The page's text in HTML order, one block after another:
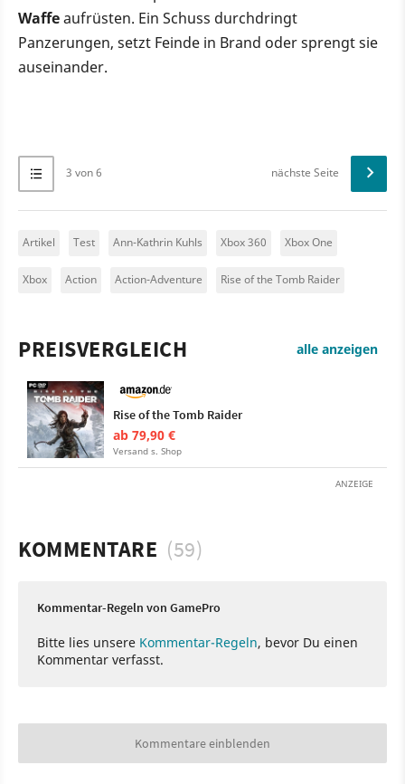
Waffeaufrüsten. Ein Schuss durchdringt
Panzerungen, setzt Feinde in Brand oder sprengt sie
auseinander.
3 von 6 nächste Seite
Artikel Test Ann-Kathrin Kuhls Xbox 360 Xbox One
Xbox Action Action-Adventure Rise of the Tomb Raider
PREISVERGLEICH alle anzeigen
Rise of the Tomb Raider
ab 79,90 €
Versand s. Shop
ANZEIGE
KOMMENTARE (59)
Kommentar-Regeln von GamePro
Bitte lies unsere Kommentar-Regeln, bevor Du einen
Kommentar verfasst.
Kommentare einblenden